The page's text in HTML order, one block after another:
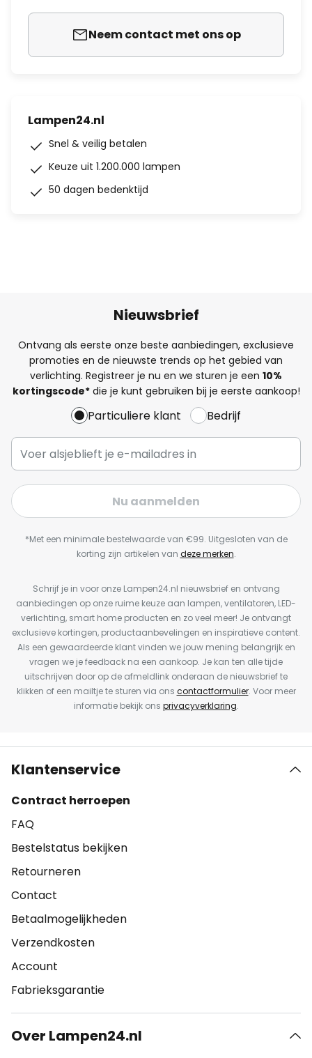
Neem contact met ons op
Lampen24.nl
Snel & veilig betalen
Keuze uit 1.200.000 lampen
50 dagen bedenktijd
Nieuwsbrief
Ontvang als eerste onze beste aanbiedingen, exclusieve
promoties en de nieuwste trends op het gebied van
verlichting. Registreer je nu en we sturen je een 10%
kortingscode*die je kunt gebruiken bij je eerste aankoop!
Particuliere klant Bedrijf
Nu aanmelden
*Met een minimale bestelwaarde van €99. Uitgesloten van de
korting zijn artikelen van deze merken.
Schrijf je in voor onze Lampen24.nl nieuwsbrief en ontvang
aanbiedingen op onze ruime keuze aan lampen, ventilatoren, LED-
verlichting, smart home producten en zo veel meer! Je ontvangt
exclusieve kortingen, productaanbevelingen en inspiratieve content.
Als een gewaardeerde klant vinden we jouw mening belangrijk en
vragen we je feedback na een aankoop. Je kan ten alle tijde
uitschrijven door op de afmeldlink onderaan de nieuwsbrief te
klikken of een mailtje te sturen via ons contactformulier. Voor meer
informatie bekijk ons privacyverklaring.
Klantenservice
Contract herroepen
FAQ
Bestelstatus bekijken
Retourneren
Contact
Betaalmogelijkheden
Verzendkosten
Account
Fabrieksgarantie
Over Lampen24.nl